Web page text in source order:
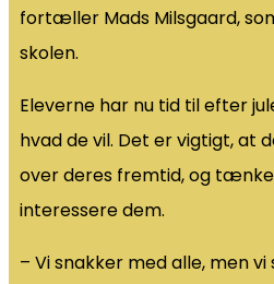
fortæller Mads Milsgaard,
skolen.
Eleverne har nu tid til efter
hvad de vil. Det er vigtigt, at
over deres fremtid, og
interessere dem.
– Vi snakker med alle, men